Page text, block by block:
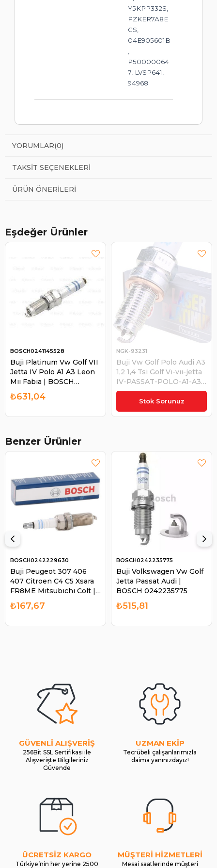
Y5KPP332S,
PZKER7A8E
GS,
04E905601B
P50000064
7, LVSP641,
94968
YORUMLAR(0)
TAKSIT SEÇENEKLERI
ÜRÜN ÖNERILERI
Eşdeğer Ürünler
Buji Platinum Vw Golf VII
Jetta IV Polo A1 A3 Leon
Mıı Fabia | BOSCH
0241145528
BOSCH0241145528
₺631,04 Stok Sorunuz
Buji Vw Golf Polo Audi A3
1,2 1,4 Tsi Golf Vı-vıı-jetta
IV-PASSAT-POLO-A1-A3-
Q3-IBIZA-LEON-
OCTAVIA -
PZKER7A8EGS | NGK
NGK-93231
₺694,15
Benzer Ürünler
Buji Peugeot 307 406
407 Citroen C4 C5 Xsara
FR8ME Mıtsubıchı Colt |
BOSCH 0242229630
BOSCH0242229630
₺167,67
Buji Volkswagen Vw Golf
Jetta Passat Audi |
BOSCH 0242235775
BOSCH0242235775
₺515,81
GÜVENLİ ALIŞVERİŞ
256Bit SSL Sertifikası ile
Alışverişte Bilgileriniz
Güvende
UZMAN EKİP
Tecrübeli çalışanlarımızla
daima yanınızdayız!
ÜCRETSİZ KARGO
Türkiye’nin her yerine 2500
MÜŞTERİ HİZMETLERİ
Mesai saatlerinde müşteri